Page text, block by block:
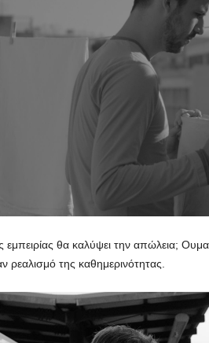
εμπειρίας θα καλύψει την απώλεια;
ρεαλισμό της καθημερινότητας.